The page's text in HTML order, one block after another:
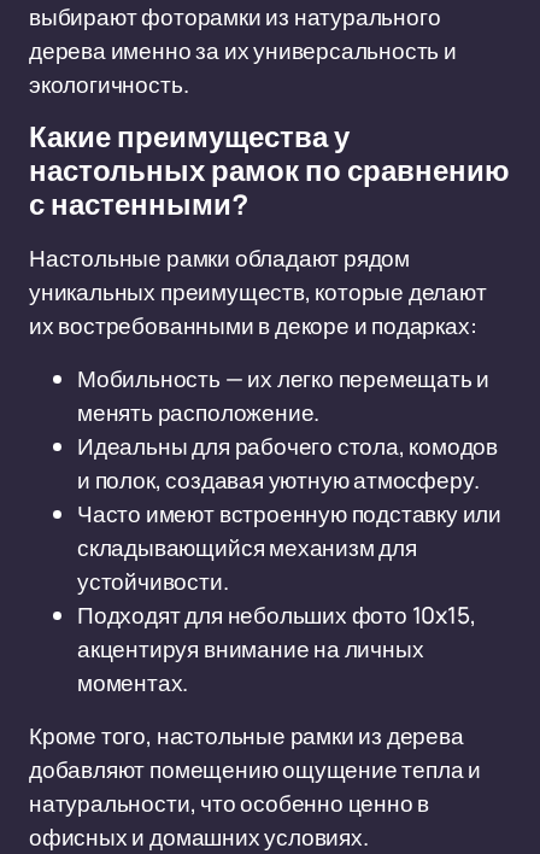
выбирают фоторамки из натурального
дерева именно за их универсальность и
экологичность.
Какие преимущества у
настольных рамок по сравнению
с настенными?
Настольные рамки обладают рядом
уникальных преимуществ, которые делают
их востребованными в декоре и подарках:
Мобильность — их легко перемещать и
менять расположение.
Идеальны для рабочего стола, комодов
и полок, создавая уютную атмосферу.
Часто имеют встроенную подставку или
складывающийся механизм для
устойчивости.
Подходят для небольших фото 10x15,
акцентируя внимание на личных
моментах.
Кроме того, настольные рамки из дерева
добавляют помещению ощущение тепла и
натуральности, что особенно ценно в
офисных и домашних условиях.